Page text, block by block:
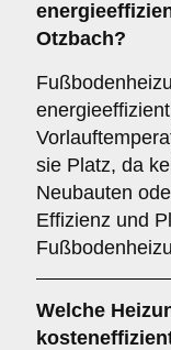
Otzbach?
sie Platz, da
Neubauten
Effizienz und
Welche